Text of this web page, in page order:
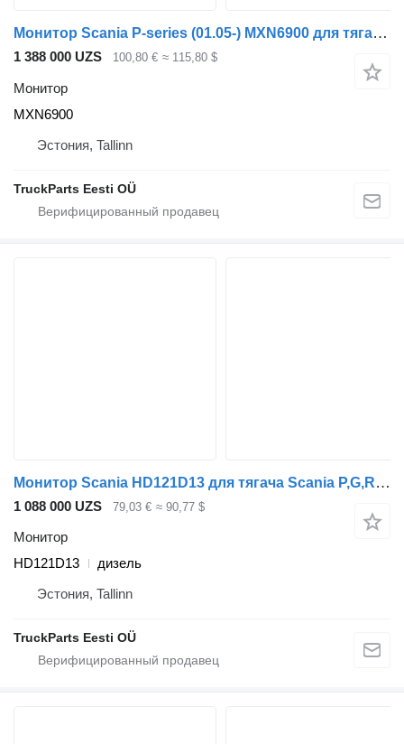
Монитор Scania P-series (01.05-) MXN6900 для тягача Scania P,G,R,T-series (2004-2017)
1 388 000 UZS 100,80 € ≈ 115,80 $
Монитор
MXN6900
Эстония, Tallinn
TruckParts Eesti OÜ
Монитор Scania HD121D13 для тягача Scania P,G,R,T-series (2004-2017)
1 088 000 UZS 79,03 € ≈ 90,77 $
Монитор
HD121D13
дизель
Эстония, Tallinn
TruckParts Eesti OÜ